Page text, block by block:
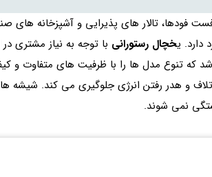
فودها، تالار های پذیرایی و آشپزخانه های
دارد. یخچال رستورانی با توجه به نیاز مشتری
که تنوع مدل ها را با ظرفیت های متفاوت و
اتلاف و هدر رفتن انرژی جلوگیری می کند.
نمی شوند.